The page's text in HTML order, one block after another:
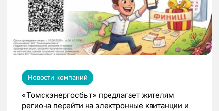
Новости компаний
«Томскэнергосбыт» предлагает жителям
региона перейти на электронные квитанции и